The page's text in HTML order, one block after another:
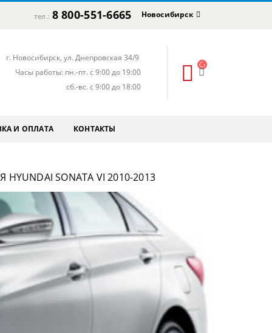
тел.: 8 800-551-6665 Новосибирск
г. Новосибирск, ул. Днепровская 34/9
Часы работы: пн.-пт. с 9:00 до 19:00
сб.-вс. с 9:00 до 18:00
И ОПЛАТА КОНТАКТЫ
SONATA VI 2010-2013